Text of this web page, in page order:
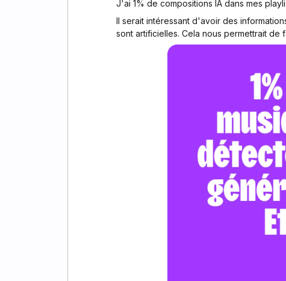
J'ai 1% de compositions IA dans mes
Il serait intéressant d'avoir des
sont artificielles. Cela nous permettrait